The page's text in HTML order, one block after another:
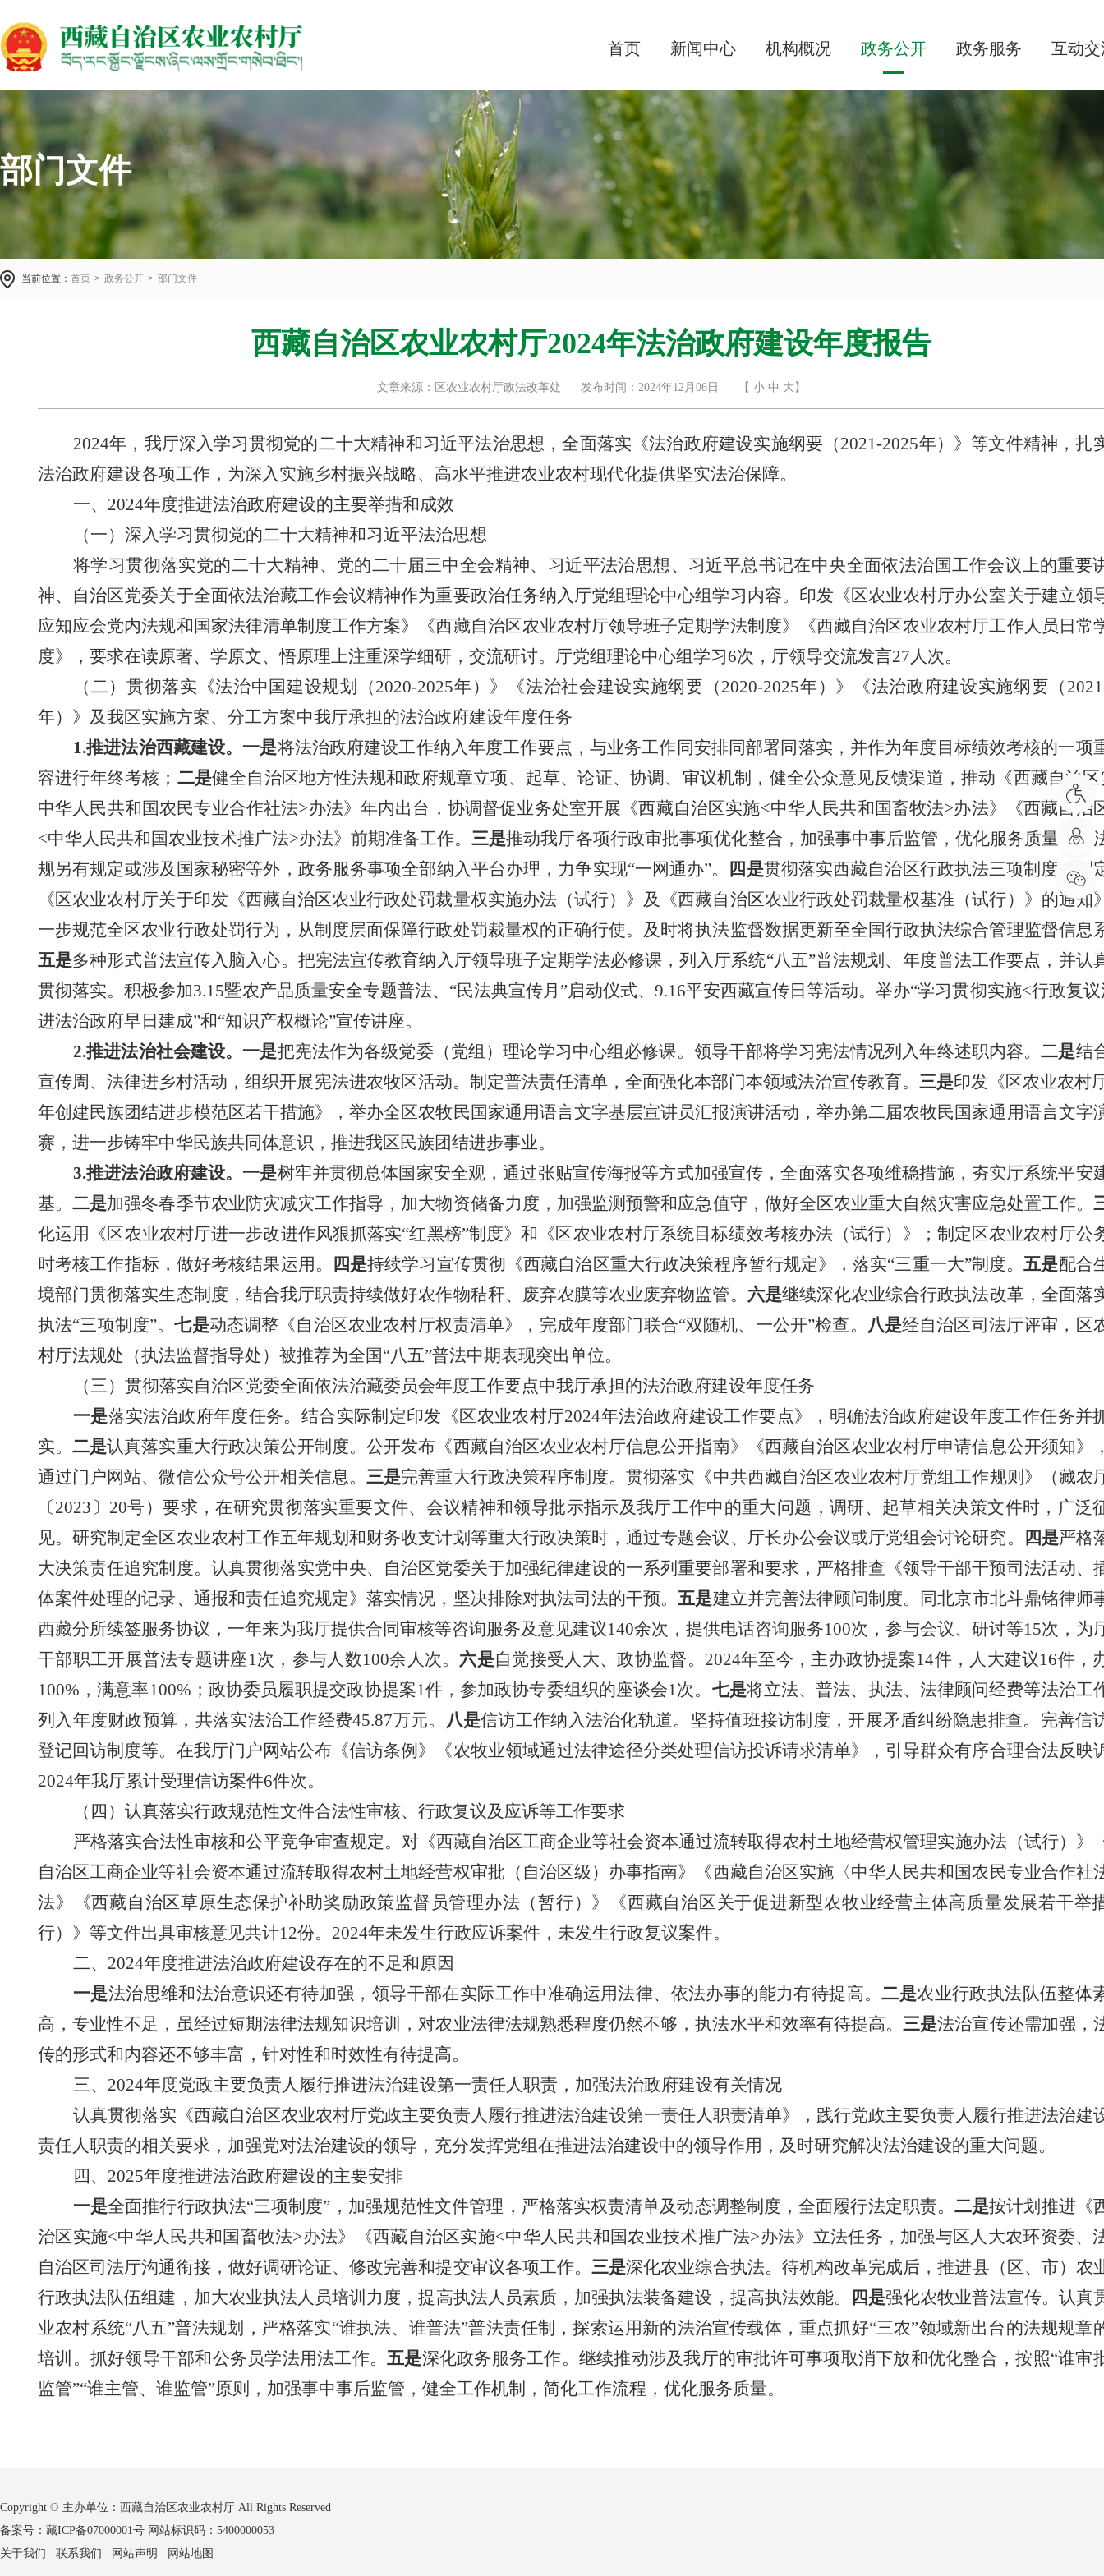
首页 新闻中心 机构概况 政务公开 政务服务 互动交
部门文件
当前位置： 首页 > 政务公开 > 部门文件
西藏自治区农业农村厅2024年法治政府建设年度报告
文章来源：区农业农村厅政法改革处 发布时间：2024年12月06日 【 小 中 大 】
2024年，我厅深入学习贯彻党的二十大精神和习近平法治思想，全面落实《法治政府建设实施纲要（2021-2025年）》等文件精神，扎
法治政府建设各项工作，为深入实施乡村振兴战略、高水平推进农业农村现代化提供坚实法治保障。
一、2024年度推进法治政府建设的主要举措和成效
（一）深入学习贯彻党的二十大精神和习近平法治思想
将学习贯彻落实党的二十大精神、党的二十届三中全会精神、习近平法治思想、习近平总书记在中央全面依法治国工作会议上的重要
神、自治区党委关于全面依法治藏工作会议精神作为重要政治任务纳入厅党组理论中心组学习内容。印发《区农业农村厅办公室关于建立领
应知应会党内法规和国家法律清单制度工作方案》《西藏自治区农业农村厅领导班子定期学法制度》《西藏自治区农业农村厅工作人员日常
度》，要求在读原著、学原文、悟原理上注重深学细研，交流研讨。厅党组理论中心组学习6次，厅领导交流发言27人次。
（二）贯彻落实《法治中国建设规划（2020-2025年 ）》《法治社会建设实施纲要（2020-2025年 ）》《法治政府建设实施纲要（
年）》及我区实施方案、分工方案中我厅承担的法治政府建设年度任务
1.推进法治西藏建设。 一是将法治政府建设工作纳入年度工作要点，与业务工作同安排同部署同落实，并作为年度目标绩效考核的一项
容进行年终考核； 二是健全自治区地方性法规和政府规章立项、起草、论证、协调、审议机制，健全公众意见反馈渠道，推动 《西藏自治
中华人民共和国农民专业合作社法>办法》 年内出台 ，协调督促业务处室开展《西藏自治区实施<中华人民共和国畜牧法>办法》《西藏自治
<中华人民共和国农业技术推广法>办法》前期准备工作。三是推动我厅各项行政审批事项优化整合，加强事中事后监管，优化服务质量，除
规另有规定或涉及国家秘密等外，政务服务事项全部纳入平台办理，力争实现“一网通办”。
四是贯彻落实西藏自治区行政执法三项制 度，制
《区农业农村厅关于印发《西藏自治区农业行政处罚裁量权实施办法（试行）》及《西藏自治区农业行政处罚裁量权基准（试行）》的通知
一步规范全区农业行政处罚行为，从制度层面保障行政处罚裁量权的正确行使。及时将执法监督数据更新至全国行政执法综合管理监督信息
五是多种形式普法宣传入脑入心。把宪法宣传教育纳入厅领导班子定期学法必修课，列入厅系统“八五”普法规划、年度普法工作要点，并认
贯彻落实。积极参加3.15暨农产品质量安全专题普法、“民法典宣传月”启动仪式、9.16平安西藏宣传日等活动。举办“学习贯彻实施<行政复
进法治政府早日建成”和“知识产权概论”宣传讲座。
2.推进法治社会建设。 一是把宪法作为各级党委（党组）理论学习中心组必修课。领导干部将学习宪法情况列入年终述职内容。二是结
宣传周、法律进乡村活动，组织开展宪法进农牧区活动。制定普法责任清单，全面强化本部门本领域法治宣传教育。 三是印发《区农业农村
年创建民族团结进步模范区若干措施》，举办全区农牧民国家通用语言文字基层宣讲员汇报演讲活动，举办第二届农牧民国家通用语言文字
赛，进一步铸牢中华民族共同体意识，推进我区民族团结进步事业。
3.推进法治政府建设。一是树牢并贯彻总体国家安全观，通过张贴宣传海报等方式加强宣传，全面落实各项维稳措施，夯实厅系统平安
基。二是加强冬春季节农业防灾减灾工作指导，加大物资储备力度，加强监测预警和应急值守，做好全区农业重大自然灾害应急处置工作。
化运用《区农业农村厅进一步改进作风狠抓落实“红黑榜”制度》和《区农业农村厅系统目标绩效考核办法（试行）》；制定区农业农村厅公
时考核工作指标，做好考核结果运用。
四是持续学习宣传贯彻《西藏自治区重大行政决策程序暂行规定》，落实“三重一大”制度。五是配合
境部门贯彻落实生态制度，结合我厅职责持续做好农作物秸秆、废弃农膜等农业废弃物监管。 六是继续深化农业综合行政执法改革，全面落
执法“三项制度”。七是动态调整《自治区农业农村厅权责清单》，完成年度部门联合“双随机、一公开”检查。 八是经自治区司法厅评审，区
村厅法规处（执法监督指导处）被推荐为全国“八五”普法中期表现突出单位。
（三）贯彻落实自治区党委全面依法治藏委员会年度工作要点中我厅承担的法治政府建设年度任务
一是落实法治政府年度任务。 结合实际制定印发《区农业农村厅2024年法治政府建设工作要点》， 明确法治政府建设年度工作任务并
实。二是认真落实重大行政决策公开制度。公开发布《西藏自治区农业农村厅信息公开指南》《西藏自治区农业农村厅申请信息公开须知》
通过门户网站、微信公众号公开相关信息。三是完善重大行政决策程序制度。贯彻落实《中共西藏自治区农业农村厅党组工作规则》（藏农
〔2023 〕 20号）要求，在研究贯彻落实重要文件、会议精神和领导批示指示及我厅工作中的重大问题，调研、起草相关决策文件时，广泛
见。研究制定全区农业农村工作五年规划和财务收支计划等重大行政决策时，通过专题会议、厅长办公会议或厅党组会讨论研究。 四是严格
大决策责任追究制度。 认真贯彻落实党中央、自治区党委关于加强纪律建设的一系列重要部署和要求，严格排查《领导干部干预司法活动、
体案件处理的记录、 通报和责任追究规定》落实情况，坚决排除对执法司法的干预。五是建立并完善法律顾问制度。同北京市北斗鼎铭律师
西藏分所续签服务协议，一年来为我厅提供合同审核等咨询服务及意见建议140余次，提供电话咨询服务100次，参与会议、研讨等15次，为
干部职工开展普法专题讲座1次，参与人数100余人次。 六是自觉接受人大、政协监督。2024年至今，主办政协提案14件，人大建议16件，
100%，满意率100%；政协委员履职提交政协提案1件，参加政协专委组织的座谈会1次。 七是将立法、普法、执法、法律顾问经费等法治工
列入年度财政预算， 共落实法治工作经费45.87万元。 八是信访工作纳入法治化轨道。坚持值班接访制度，开展矛盾纠纷隐患排查。完善信
登记回访制度等。在我厅门户网站公布 《信访条例》
《农牧业领域通过法律途径分类处理信访投诉请求清单》，引导群众有序合理合法反映
2024年我厅累计受理信访案件6件次。
（四）认真落实行政规范性文件合法性审核、行政复议及应诉等工作要求
严格落实合法性审核和公平竞争审查规定。 对《西藏自治区工商企业等社会资本通过流转取得农村土地经营权管理实施办法（试行） 》
自治区工商企业等社会资本通过流转取得农村土地经营权审批（自治区级）办事指南》
《西藏自治区实施〈中华人民共和国农民专业合作社
法》《西藏自治区草原生态保护补助奖励政策监督员管理办法（暂行）》《西藏自治区关于促进新型农牧业经营主体高质量发展若干举
行）》等文件出具审核意见共计12份。2024年未发生行政应诉案件，未发生行政复议案件。
二、 2024年度推进法治政府建设存在的不足和原因
一是法治思维和法治意识还有待加强， 领导干部在实际工作中准确运用法律、依法办事的能力有待提高。二是农业行政执法队伍整体
高，专业性不足，虽经过短期法律法规知识培训，对农业法律法规熟悉程度仍然不够，执法水平和效率有待提高。三是法治宣传还需加强，
传的形式和内容还不够丰富，针对性和时效性有待提高。
三、2024年度党政主要负责人履行推进法治建设第一责任人职责，加强法治政府建设有关情况
认真贯彻落实 《西藏自治区农业农村厅党政主要负责人履行推进法治建设第一责任人职责清单》， 践行党政主要负责人履行推进法治建
责任人职责的相关要求，加强党对法治建设的领导，充分发挥党组在推进法治建设中的领导作用，及时研究解决法治建设的重大问题。
四、 2025年度推进法治政府建设的主要安排
一是全面推行行政执法“三项制度”，加强规范性文件管理，严格落实权责清单及动态调整制度，全面履行法定职责。二是按计划推进《
治区实施<中华人民共和国畜牧法>办法》《西藏自治区实施<中华人民共和国农业技术推广法>办法》立法任务，加强与区人大农环资委、
自治区司法厅沟通衔接， 做好调研论证、修改完善和提交审议各项工作。三是深化农业综合执法。待机构改革完成后，推进县（区、市）农
行政执法队伍组建， 加大农业执法人员培训力度，提高执法人员素质，加强执法装备建设，提高执法效能。 四是强化农牧业普法宣传。 认真
业农村系统“八五”普法规划，严格落实“谁执法、谁普法”普法责任制，探索运用新的法治宣传载体，重点抓好“三农”领域新出台的法规规章
培训。 抓好领导干部和公务员学法用法工作。五是深化政务服务工作。 继续推动涉及我厅的审批许可事项取消下放和优化整合，按照“谁审
监管”“谁主管、谁监管”原则，加强事中事后监管，健全工作机制，简化工作流程，优化服务质量。
Copyright © 主办单位：西藏自治区农业农村厅 All Rights Reserved
备案号：藏ICP备07000001号 网站标识码：5400000053
关于我们
联系我们 网站声明 网站地图